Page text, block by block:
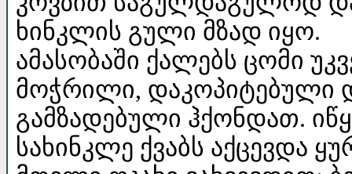
ხინკლის გული მზად იყო.
ამასობაში ქალებს ცომი
მოჭრილი, დაკოპიტებული
გამზადებული ჰქონდათ.
სახინკლე ქვაბს აქცევდა